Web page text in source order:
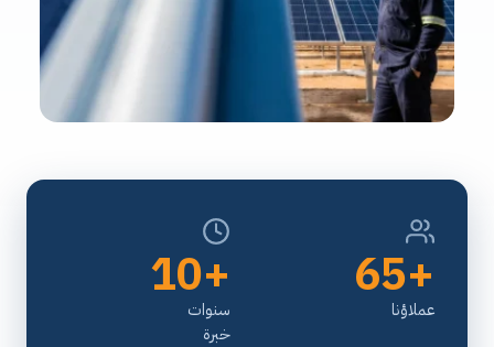
+65
عملاؤنا
+10
سنوات
خبرة